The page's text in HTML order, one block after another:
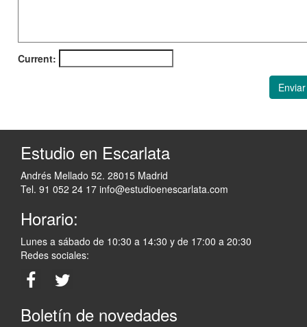
Current:
Enviar
Estudio en Escarlata
Andrés Mellado 52. 28015 Madrid
Tel. 91 052 24 17 info@estudioenescarlata.com
Horario:
Lunes a sábado de 10:30 a 14:30 y de 17:00 a 20:30
Redes sociales:
Boletín de novedades